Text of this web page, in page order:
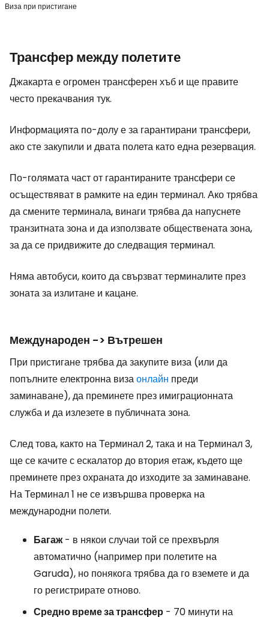
Виза при пристигане
Трансфер между полетите
Джакарта е огромен трансферен хъб и ще правите
често прекачвания тук.
Информацията по-долу е за гарантирани трансфери,
ако сте закупили и двата полета като една резервация.
По-голямата част от гарантираните трансфери се
осъществяват в рамките на един терминал. Ако трябва
да смените терминала, винаги трябва да напуснете
транзитната зона и да използвате обществената зона,
за да се придвижите до следващия терминал.
Няма автобуси, които да свързват терминалите през
зоната за излитане и кацане.
Международен -> Вътрешен
При пристигане трябва да закупите виза (или да
попълните електронна визаонлайн преди
заминаване), да преминете през имиграционната
служба и да излезете в публичната зона.
След това, както на Терминал 2, така и на Терминал 3,
ще се качите с ескалатор до втория етаж, където ще
преминете през охраната до изходите за заминаване.
На Терминал 1 не се извършва проверка на
международни полети.
Багаж- в някои случаи той се прехвърля
автоматично (например при полетите на
Garuda), но понякога трябва да го вземете и да
го регистрирате отново.
Средно време за трансфер - 70 минути на